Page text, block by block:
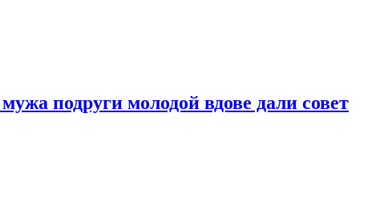
подруги молодой вдове дали совет